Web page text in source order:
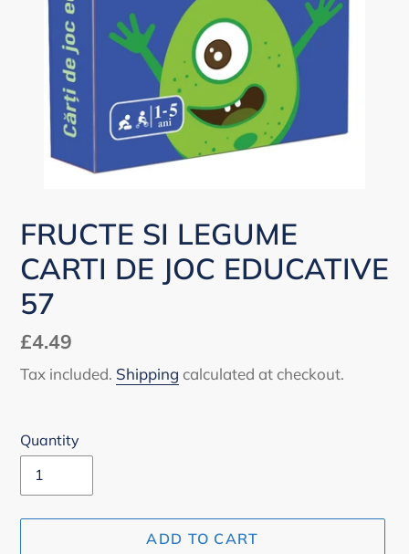
FRUCTE SI LEGUME
CARTI DE JOC EDUCATIVE
57
Regular
price
£4.49
Tax included. Shipping calculated at checkout.
Quantity
ADD TO CART